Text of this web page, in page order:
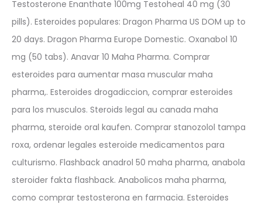
Testosterone Enanthate 100mg Testoheal 40 mg (30
pills). Esteroides populares: Dragon Pharma US DOM up to
20 days. Dragon Pharma Europe Domestic. Oxanabol 10
mg (50 tabs). Anavar 10 Maha Pharma. Comprar
esteroides para aumentar masa muscular maha
pharma,. Esteroides drogadiccion, comprar esteroides
para los musculos. Steroids legal au canada maha
pharma, steroide oral kaufen. Comprar stanozolol tampa
roxa, ordenar legales esteroide medicamentos para
culturismo. Flashback anadrol 50 maha pharma, anabola
steroider fakta flashback. Anabolicos maha pharma,
como comprar testosterona en farmacia. Esteroides